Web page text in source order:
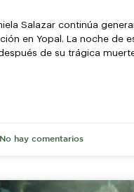
Salazar continúa
en Yopal. La noche de
de su trágica
No hay comentarios